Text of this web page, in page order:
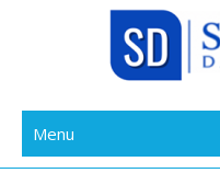
Bakıcı
Menu